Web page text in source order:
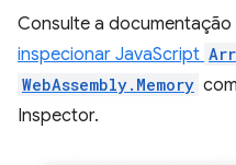
Consulte a
inspecionar JavaScript
WebAssembly.Memory
Inspector.